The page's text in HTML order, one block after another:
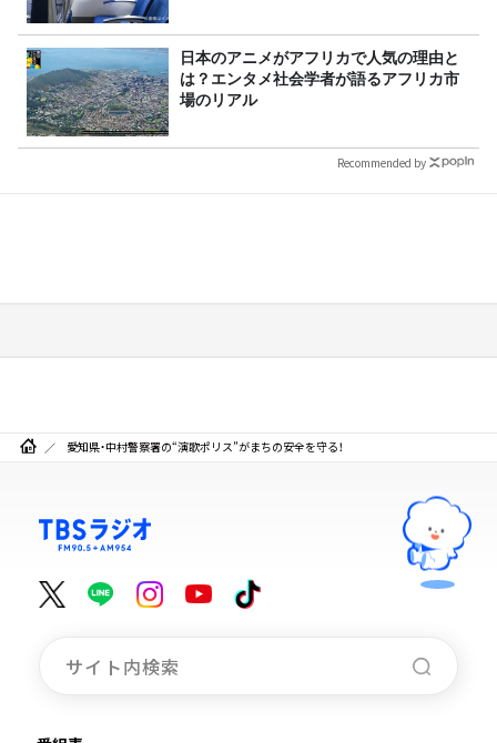
日本のアニメがアフリカで人気の理由と
は？エンタメ社会学者が語るアフリカ市
場のリアル
Recommended by
愛知県・中村警察署の“演歌ポリス”がまちの安全を守る！